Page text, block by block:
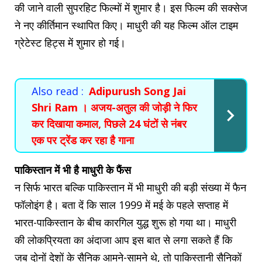
की जाने वाली सुपरहिट फिल्मों में शुमार है। इस फिल्म की सक्सेज
ने नए कीर्तिमान स्थापित किए। माधुरी की यह फिल्म ऑल टाइम
ग्रेटेस्ट हिट्स में शुमार हो गई।
Also read : Adipurush Song Jai
Shri Ram । अजय-अतुल की जोड़ी ने फिर
कर दिखाया कमाल, पिछले 24 घंटों से नंबर
एक पर ट्रेंड कर रहा है गाना
पाकिस्तान में भी है माधुरी के फैंस
न सिर्फ भारत बल्कि पाकिस्तान में भी माधुरी की बड़ी संख्या में फैन
फॉलोइंग है। बता दें कि साल 1999 में मई के पहले सप्ताह में
भारत-पाकिस्तान के बीच कारगिल युद्ध शुरू हो गया था। माधुरी
की लोकप्रियता का अंदाजा आप इस बात से लगा सकते हैं कि
जब दोनों देशों के सैनिक आमने-सामने थे, तो पाकिस्तानी सैनिकों